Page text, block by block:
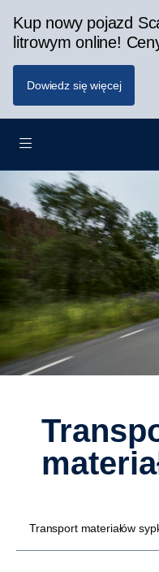
Kup nowy pojazd
litrowym online!
Dowiedz się więcej
Transport
Transport materiałów